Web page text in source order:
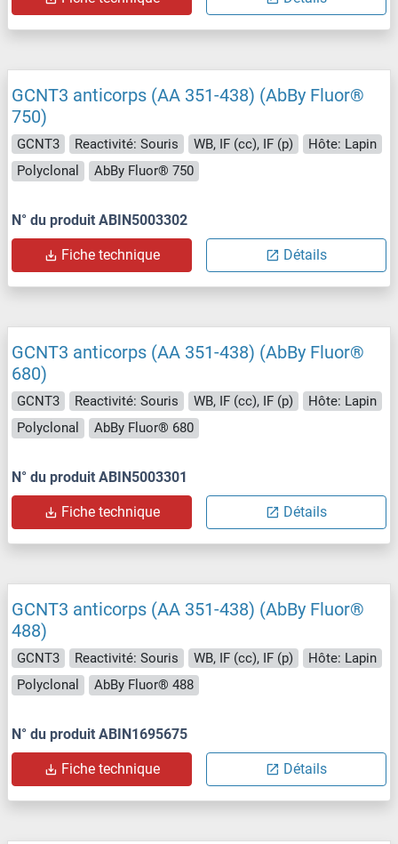
GCNT3 anticorps (AA 351-438) (AbBy Fluor®
750)
GCNT3 Reactivité: Souris WB, IF (cc), IF (p)
Hôte: Lapin
Polyclonal
AbBy Fluor® 750
N° du produit ABIN5003302
Fiche technique Détails
GCNT3 anticorps (AA 351-438) (AbBy Fluor®
680)
GCNT3 Reactivité: Souris WB, IF (cc), IF (p)
Hôte: Lapin
Polyclonal
AbBy Fluor® 680
N° du produit ABIN5003301
Fiche technique Détails
GCNT3 anticorps (AA 351-438) (AbBy Fluor®
488)
GCNT3 Reactivité: Souris WB, IF (cc), IF (p)
Hôte: Lapin
Polyclonal
AbBy Fluor® 488
N° du produit ABIN1695675
Fiche technique Détails